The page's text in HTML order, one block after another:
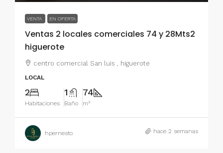
VENTA EN OFERTA
Ventas 2 locales comerciales 74 y 28Mts2
higuerote
centro comercial San luis , higuerote
LOCAL
2
Habitaciones
1
Baño
74
m²
hpernesto hace 2 semanas